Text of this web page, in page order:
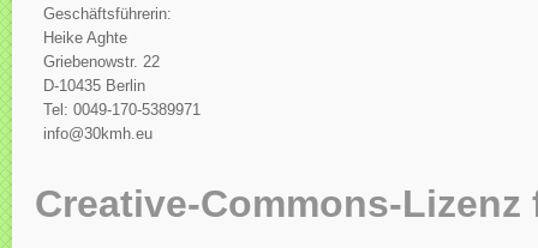
Geschäftsführerin:
Heike Aghte
Griebenowstr. 22
D-10435 Berlin
Tel: 0049-170-5389971
info@30kmh.eu
Creative-Commons-